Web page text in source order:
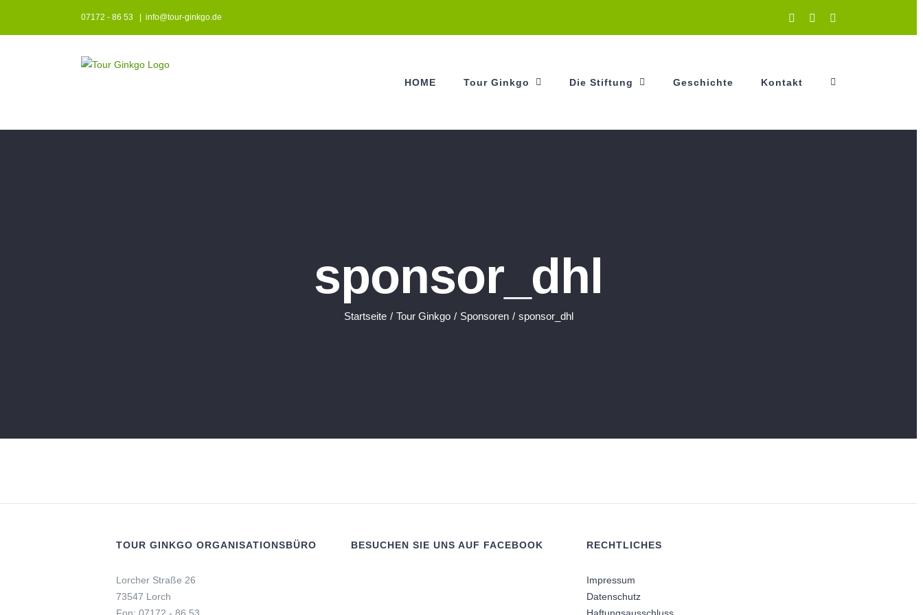
07172 - 86 53 info@tour-ginkgo.de InstagramFacebook
HOME Tour Ginkgo Die Stiftung Geschichte Kontakt
sponsor_dhl
Startseite / Tour Ginkgo / Sponsoren / sponsor_dhl
TOUR GINKGO ORGANISATIONSBÜRO
Lorcher Straße 26
73547 Lorch
BESUCHEN SIE UNS AUF FACEBOOK RECHTLICHES
Impressum
Datenschutz